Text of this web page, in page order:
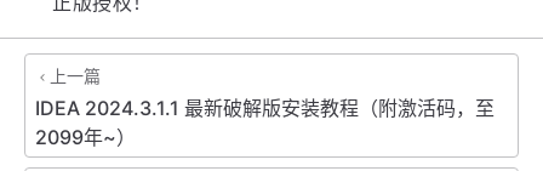
创业公司可5折购买
https://www.jetbrains.com/shop/eform/startup
正版授权！
上一篇